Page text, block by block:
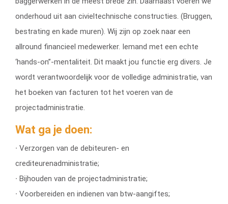
onderhoud uit aan civieltechnische constructies. (Bruggen,
bestrating en kade muren). Wij zijn op zoek naar een
allround financieel medewerker. Iemand met een echte
‘hands-on”-mentaliteit. Dit maakt jou functie erg divers. Je
wordt verantwoordelijk voor de volledige administratie, van
het boeken van facturen tot het voeren van de
projectadministratie.
Wat ga je doen:
∙ Verzorgen van de debiteuren- en
crediteurenadministratie;
∙ Bijhouden van de projectadministratie;
∙ Voorbereiden en indienen van btw-aangiftes;